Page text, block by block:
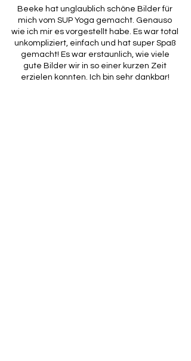
Beeke hat unglaublich schöne Bilder für
mich vom SUP Yoga gemacht. Genauso
wie ich mir es vorgestellt habe. Es war total
unkompliziert, einfach und hat super Spaß
gemacht! Es war erstaunlich, wie viele
gute Bilder wir in so einer kurzen Zeit
erzielen konnten. Ich bin sehr dankbar!